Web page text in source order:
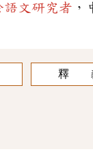
語文研究者
釋